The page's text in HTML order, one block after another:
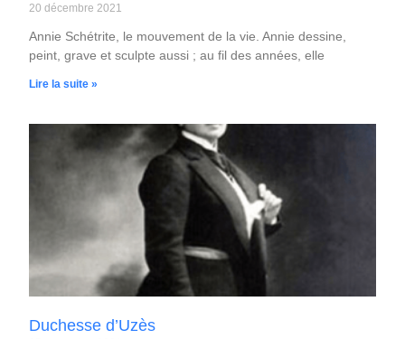
20 décembre 2021
Annie Schétrite, le mouvement de la vie. Annie dessine,
peint, grave et sculpte aussi ; au fil des années, elle
Lire la suite »
Duchesse d’Uzès